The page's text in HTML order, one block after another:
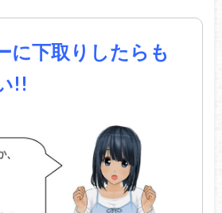
に下取りしたらも
!!